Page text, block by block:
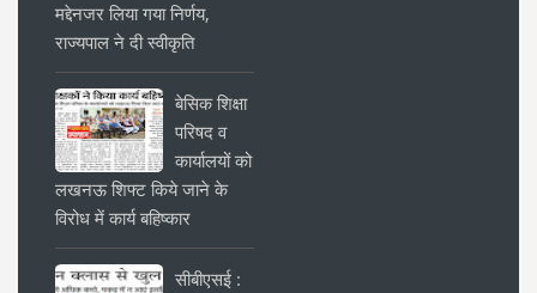
मद्देनजर लिया गया निर्णय,
राज्यपाल ने दी स्वीकृति
बेसिक शिक्षा
परिषद व
कार्यालयों को
लखनऊ शिफ्ट किये जाने के
विरोध में कार्य बहिष्कार
सीबीएसई :